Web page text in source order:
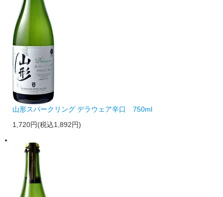
山形スパークリング デラウェア辛口 750ml
1,720円(税込1,892円)